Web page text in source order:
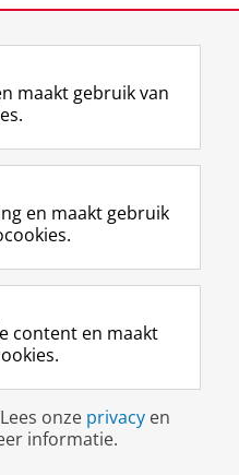
F
a
e
b
o
p
a
i
n
a
L
i
k
e
I
-
p
g
i
n
R
S
-
f
e
R
k
s
u
I
n
t
r
m
c
c
o
Y
o
T
e
k
a
a
maakt gebruik van
en maakt gebruik
content en maakt
onze privacy en
informatie.